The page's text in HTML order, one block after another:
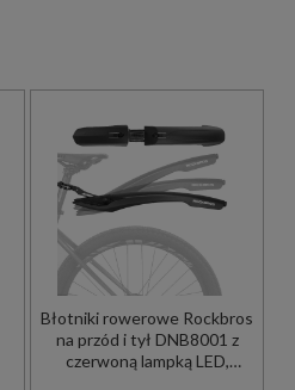
Błotniki rowerowe Rockbros
na przód i tył DNB8001 z
czerwoną lampką LED,